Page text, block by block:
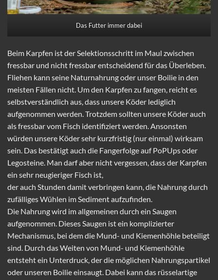
Das Futter immer dabei
Beim Karpfen ist der Selektionsschritt im Maul zwischen
fressbar und nicht fressbar entscheidend für das Überleben.
Fliehen kann seine Naturnahrung oder unser Boilie in den
meisten Fällen nicht. Um den Karpfen zu fangen, reicht es
selbstverständlich aus, dass unsere Köder lediglich
aufgenommen werden. Trotzdem sollten unsere Köder auch
als fressbar vom Fisch identifiziert werden. Ansonsten
würden unsere Köder sehr kurzfristig (nur einmal) wirksam
sein. Das bestätigt auch die Fangerfolge auf PoPUps oder
Legosteine. Man darf aber nicht vergessen, dass der Karpfen
ein sehr neugieriger Fisch ist,
der auch Stunden damit verbringen kann, die Nahrung durch
zufälliges Wühlen im Sediment aufzufinden.
Die Nahrung wird im allgemeinen durch ein Saugen
aufgenommen. Dieses Saugen ist ein komplizierter
Mechanismus, bei dem die Mund- und Kiemenhöhle beteiligt
sind. Durch das Weiten von Mund- und Kiemenhöhle
entsteht ein Unterdruck, der die möglichen Nahrungspartikel
oder unseren Boilie einsaugt. Dabei kann das rüsselartige